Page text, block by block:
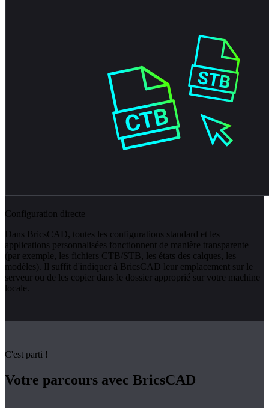
Configuration directe
Dans BricsCAD, toutes les configurations standard et les
applications personnalisées fonctionnent de manière transparente
(par exemple, les fichiers CTB/STB, les états des calques, les
modèles). Il suffit d'indiquer à BricsCAD leur emplacement sur le
serveur ou de les copier dans le dossier approprié sur votre machine
locale.
C'est parti !
Votre parcours avec BricsCAD